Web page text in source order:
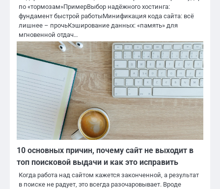
по «тормозам»ПримерВыбор надёжного хостинга:
фундамент быстрой работыМинификация кода сайта: всё
лишнее – прочьКэширование данных: «память» для
мгновенной отдач…
10 основных причин, почему сайт не выходит в
топ поисковой выдачи и как это исправить
Когда работа над сайтом кажется законченной, а результат
в поиске не радует, это всегда разочаровывает. Вроде